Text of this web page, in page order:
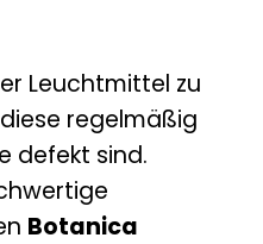
Leuchtmittel zu
regelmäßig
defekt sind.
Botanica